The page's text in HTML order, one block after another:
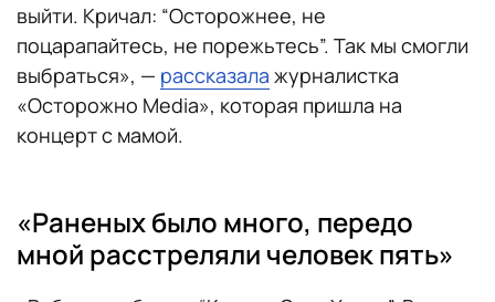
выйти. Кричал: “Осторожнее, не
поцарапайтесь, не порежьтесь”. Так мы смогли
выбраться», — рассказала журналистка
«Осторожно Media», которая пришла на
концерт с мамой.
«Раненых было много, передо
мной расстреляли человек пять»